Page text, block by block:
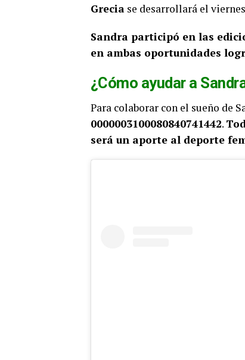
Grecia se desarrollará el
Sandra participó en las
en ambas oportunidades
¿Cómo ayudar a
Para colaborar con el sueño de
0000003100080840741442.
será un aporte al deporte